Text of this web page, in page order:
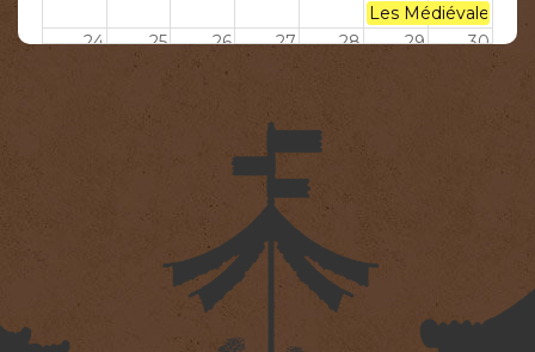
Les Médiévales de
24
25 26 27 28 29 30